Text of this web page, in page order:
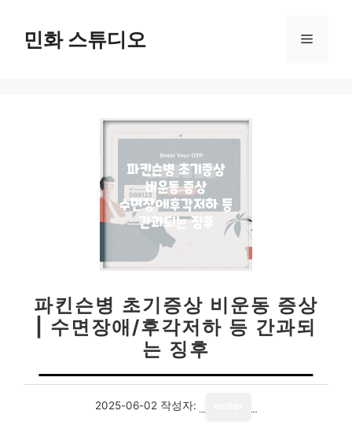
민화 스튜디오 메
파킨슨병 초기증상 비운동 증상
| 수면장애/후각저하 등 간과되
는 징후
2025-06-02 작성자: